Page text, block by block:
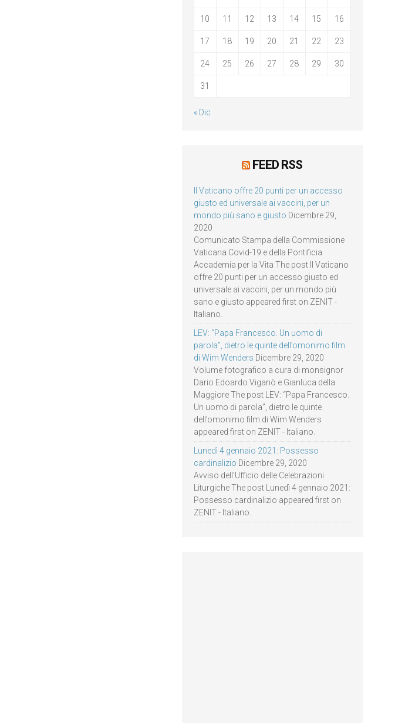
10 11 12 13 14 15 16
17 18 19 20 21 22 23
24 25 26 27 28 29 30
31
« Dic
FEED RSS
Il Vaticano offre 20 punti per un accesso
giusto ed universale ai vaccini, per un
mondo più sano e giusto Dicembre 29,
2020
Comunicato Stampa della Commissione
Vaticana Covid-19 e della Pontificia
Accademia per la Vita The post Il Vaticano
offre 20 punti per un accesso giusto ed
universale ai vaccini, per un mondo più
sano e giusto appeared first on ZENIT -
Italiano.
LEV: “Papa Francesco. Un uomo di
parola”, dietro le quinte dell’omonimo film
di Wim Wenders Dicembre 29, 2020
Volume fotografico a cura di monsignor
Dario Edoardo Viganò e Gianluca della
Maggiore The post LEV: “Papa Francesco.
Un uomo di parola”, dietro le quinte
dell’omonimo film di Wim Wenders
appeared first on ZENIT - Italiano.
Lunedì 4 gennaio 2021: Possesso
cardinalizio Dicembre 29, 2020
Avviso dell’Ufficio delle Celebrazioni
Liturgiche The post Lunedì 4 gennaio 2021:
Possesso cardinalizio appeared first on
ZENIT - Italiano.